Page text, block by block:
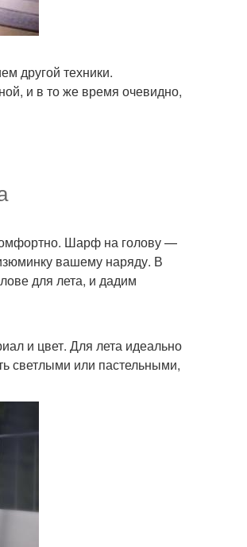
другой техники.
и в то же время очевидно,
Шарф на голову —
вашему наряду. В
для лета, и дадим
и цвет. Для лета идеально
светлыми или пастельными,